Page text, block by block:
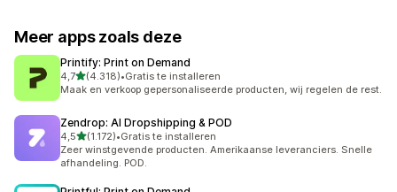
Meer apps zoals deze
Printify: Print on Demand
4,7van 5 sterren
(4.318)
4318 recensies in totaal
•Gratis te installeren
Maak en verkoop gepersonaliseerde producten, wij regelen de rest.
Zendrop: AI Dropshipping & POD
4,5van 5 sterren
(1.172)
1172 recensies in totaal
•Gratis te installeren
Zeer winstgevende producten. Amerikaanse leveranciers. Snelle
afhandeling. POD.